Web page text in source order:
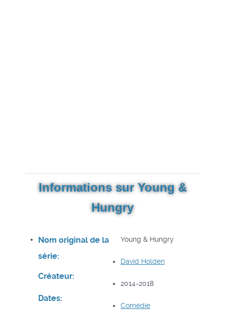
Informations sur Young &
Hungry
Nom original de la
série:
Young & Hungry
Créateur:
David Holden
Dates:
2014-2018
Comédie